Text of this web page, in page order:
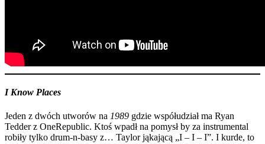
I Know Places
Jeden z dwóch utworów na 1989 gdzie współudział ma Ryan
Tedder z OneRepublic. Ktoś wpadł na pomysł by za instrumental
robiły tylko drum-n-basy z… Taylor jąkającą „I – I – I”. I kurde, to